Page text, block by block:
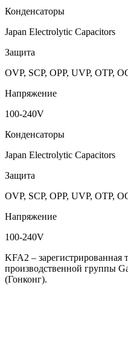
Конденсаторы
Japan Electrolytic Capacitors
Защита
OVP, SCP, OPP, UVP, OTP,
Напряжение
100-240V
Конденсаторы
Japan Electrolytic Capacitors
Защита
OVP, SCP, OPP, UVP, OTP,
Напряжение
100-240V
KFA2 – зарегистрированная
производственной группы
(Гонконг).